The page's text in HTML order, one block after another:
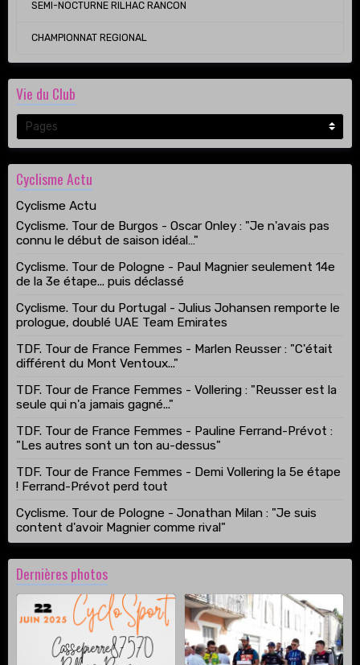
SEMI-NOCTURNE RILHAC RANCON
CHAMPIONNAT REGIONAL
Vie du Club
Cyclisme Actu
Cyclisme Actu
Cyclisme. Tour de Burgos - Oscar Onley : "Je n'avais pas
connu le début de saison idéal…"
Cyclisme. Tour de Pologne - Paul Magnier seulement 14e
de la 3e étape... puis déclassé
Cyclisme. Tour du Portugal - Julius Johansen remporte le
prologue, doublé UAE Team Emirates
TDF. Tour de France Femmes - Marlen Reusser : "C'était
différent du Mont Ventoux..."
TDF. Tour de France Femmes - Vollering : "Reusser est la
seule qui n'a jamais gagné..."
TDF. Tour de France Femmes - Pauline Ferrand-Prévot :
"Les autres sont un ton au-dessus"
TDF. Tour de France Femmes - Demi Vollering la 5e étape
! Ferrand-Prévot perd tout
Cyclisme. Tour de Pologne - Jonathan Milan : "Je suis
content d'avoir Magnier comme rival"
Dernières photos